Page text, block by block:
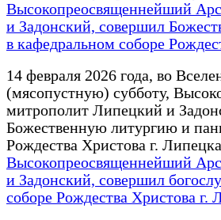
Высокопреосвященнейший
и Задонский, совершил
в кафедральном соборе
14 февраля 2026 года, во
(мясопустную) субботу,
митрополит Липецкий и
Божественную литургию и
Рождества Христова г.
Высокопреосвященнейший
и Задонский, совершил
соборе Рождества Христова г.